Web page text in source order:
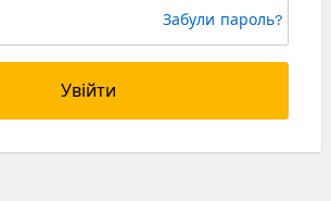
Забули пароль?
Увійти